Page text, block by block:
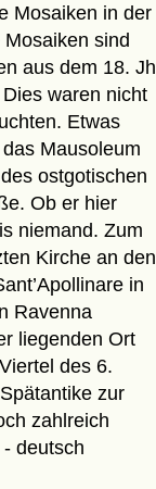
Mosaiken in der
sind
aus dem 18.
waren nicht
Etwas
Mausoleum
ostgotischen
Ob er hier
niemand. Zum
Kirche an den
in
Ravenna
liegenden Ort
des 6.
zur
zahlreich
deutsch